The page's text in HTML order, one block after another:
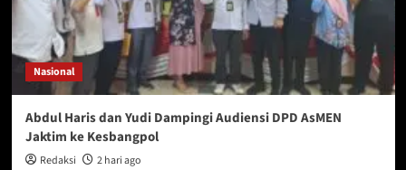
Nasional
Abdul Haris dan Yudi Dampingi Audiensi DPD AsMEN
Jaktim ke Kesbangpol
Redaksi 2 hari ago